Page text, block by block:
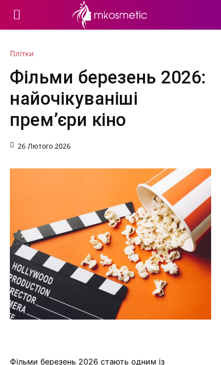
Плітки
Фільми березень 2026:
найочікуваніші
прем’єри кіно
26 Лютого 2026
Фільми березень 2026 стають одним із